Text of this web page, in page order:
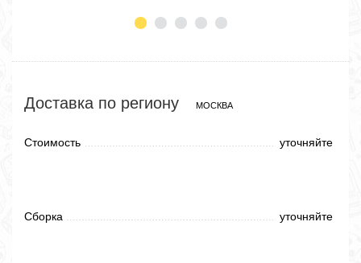
Доставка по региону МОСКВА
Стоимость уточняйте
Сборка уточняйте